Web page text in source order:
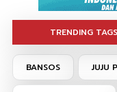
TRENDING TAGS
BANSOS JUJU